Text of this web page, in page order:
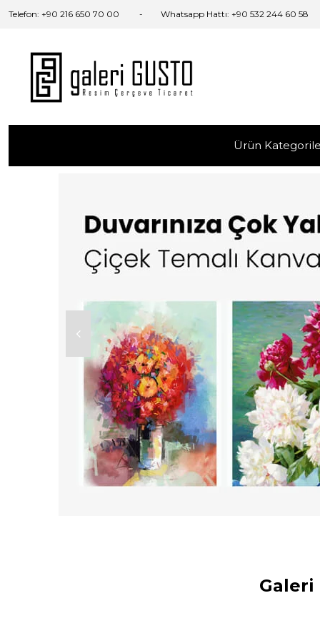
Telefon: +90 216 650 70 00 Whatsapp Hattı: +90 532 244 60 58
Ürün
Galeri